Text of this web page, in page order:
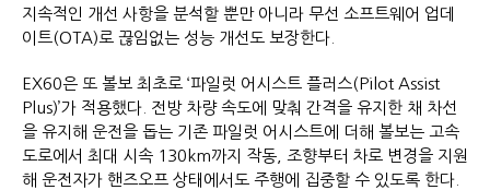
지속적인 개선 사항을 분석할 뿐만 아니라 무선 소프트웨어 업데
이트(OTA)로 끊임없는 성능 개선도 보장한다.
EX60은 또 볼보 최초로 ‘파일럿 어시스트 플러스(Pilot Assist
Plus)’가 적용했다. 전방 차량 속도에 맞춰 간격을 유지한 채 차선
을 유지해 운전을 돕는 기존 파일럿 어시스트에 더해 볼보는 고속
도로에서 최대 시속 130km까지 작동, 조향부터 차로 변경을 지원
해 운전자가 핸즈오프 상태에서도 주행에 집중할 수 있도록 한다.